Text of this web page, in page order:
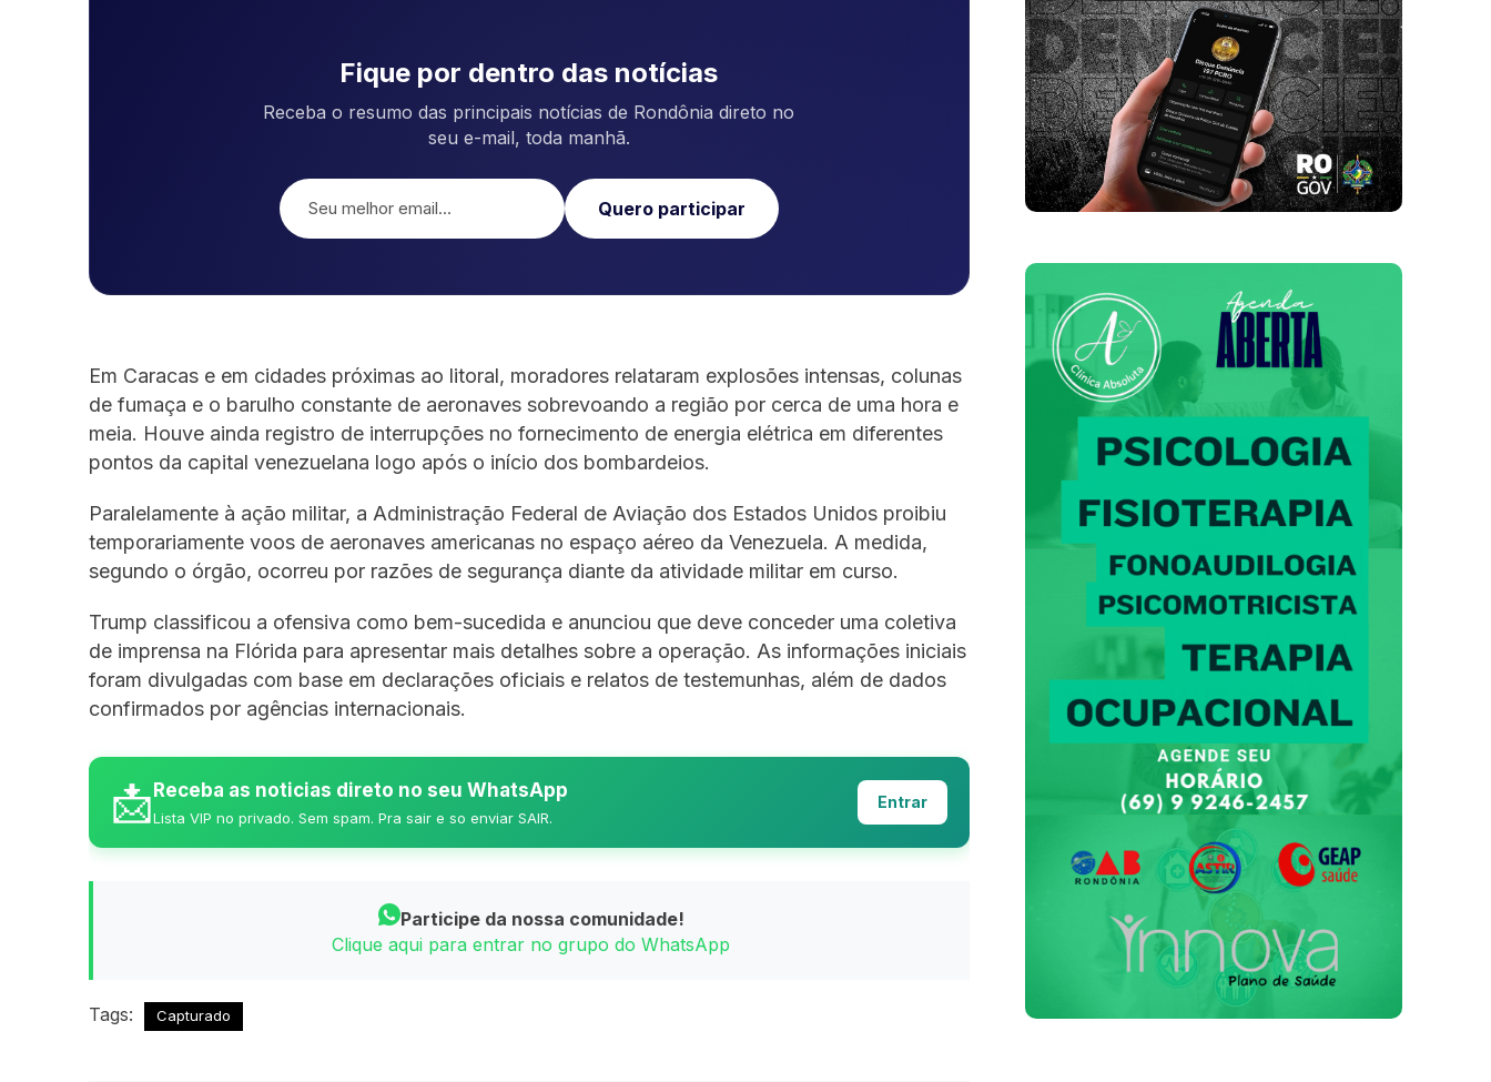
Fique por dentro das notícias
Receba o resumo das principais notícias de Rondônia direto no
seu e-mail, toda manhã.
Quero participar
Em Caracas e em cidades próximas ao litoral, moradores relataram explosões intensas, colunas
de fumaça e o barulho constante de aeronaves sobrevoando a região por cerca de uma hora e
meia. Houve ainda registro de interrupções no fornecimento de energia elétrica em diferentes
pontos da capital venezuelana logo após o início dos bombardeios.
Paralelamente à ação militar, a Administração Federal de Aviação dos Estados Unidos proibiu
temporariamente voos de aeronaves americanas no espaço aéreo da Venezuela. A medida,
segundo o órgão, ocorreu por razões de segurança diante da atividade militar em curso.
Trump classificou a ofensiva como bem-sucedida e anunciou que deve conceder uma coletiva
de imprensa na Flórida para apresentar mais detalhes sobre a operação. As informações iniciais
foram divulgadas com base em declarações oficiais e relatos de testemunhas, além de dados
confirmados por agências internacionais.
📩Receba as noticias direto no seu WhatsApp
Lista VIP no privado. Sem spam. Pra sair e so enviar SAIR.
Entrar
Participe da nossa comunidade!
Clique aqui para entrar no grupo do WhatsApp
Tags: Capturado